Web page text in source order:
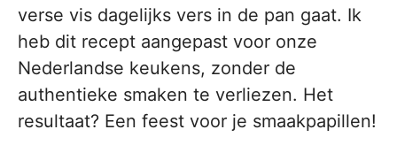
verse vis dagelijks vers in de pan gaat. Ik
heb dit recept aangepast voor onze
Nederlandse keukens, zonder de
authentieke smaken te verliezen. Het
resultaat? Een feest voor je smaakpapillen!